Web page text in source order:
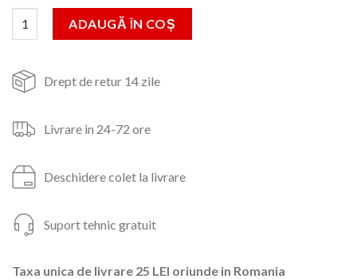
fost:
801lei.
589lei.
Cantitate Slefuitor de Pereti Extensibil cu Led si Sac Detoolz
ADAUGĂ ÎN COȘ
Drept de retur 14 zile
Livrare in 24-72 ore
Deschidere colet la livrare
Suport tehnic gratuit
Taxa unica de livrare 25 LEI oriunde in Romania